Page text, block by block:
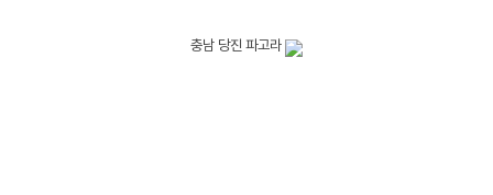
충남 당진 파고라